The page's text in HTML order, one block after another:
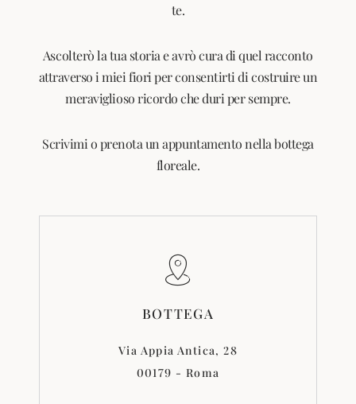
te.
Ascolterò la tua storia e avrò cura di quel racconto
attraverso i miei fiori per consentirti di costruire un
meraviglioso ricordo che duri per sempre.
Scrivimi o prenota un appuntamento nella bottega
floreale.
BOTTEGA
Via Appia Antica, 28
00179 - Roma